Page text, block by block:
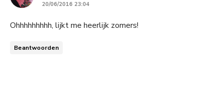
20/06/2016 23:04
Ohhhhhhhhh, lijkt me heerlijk zomers!
Beantwoorden